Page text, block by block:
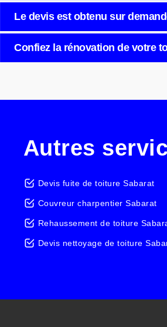
Le devis est obtenu sur
Confiez la rénovation de votre
Autres
Devis fuite de toiture Sabarat
Couvreur charpentier Sabarat
Rehaussement de toiture
Devis nettoyage de toiture